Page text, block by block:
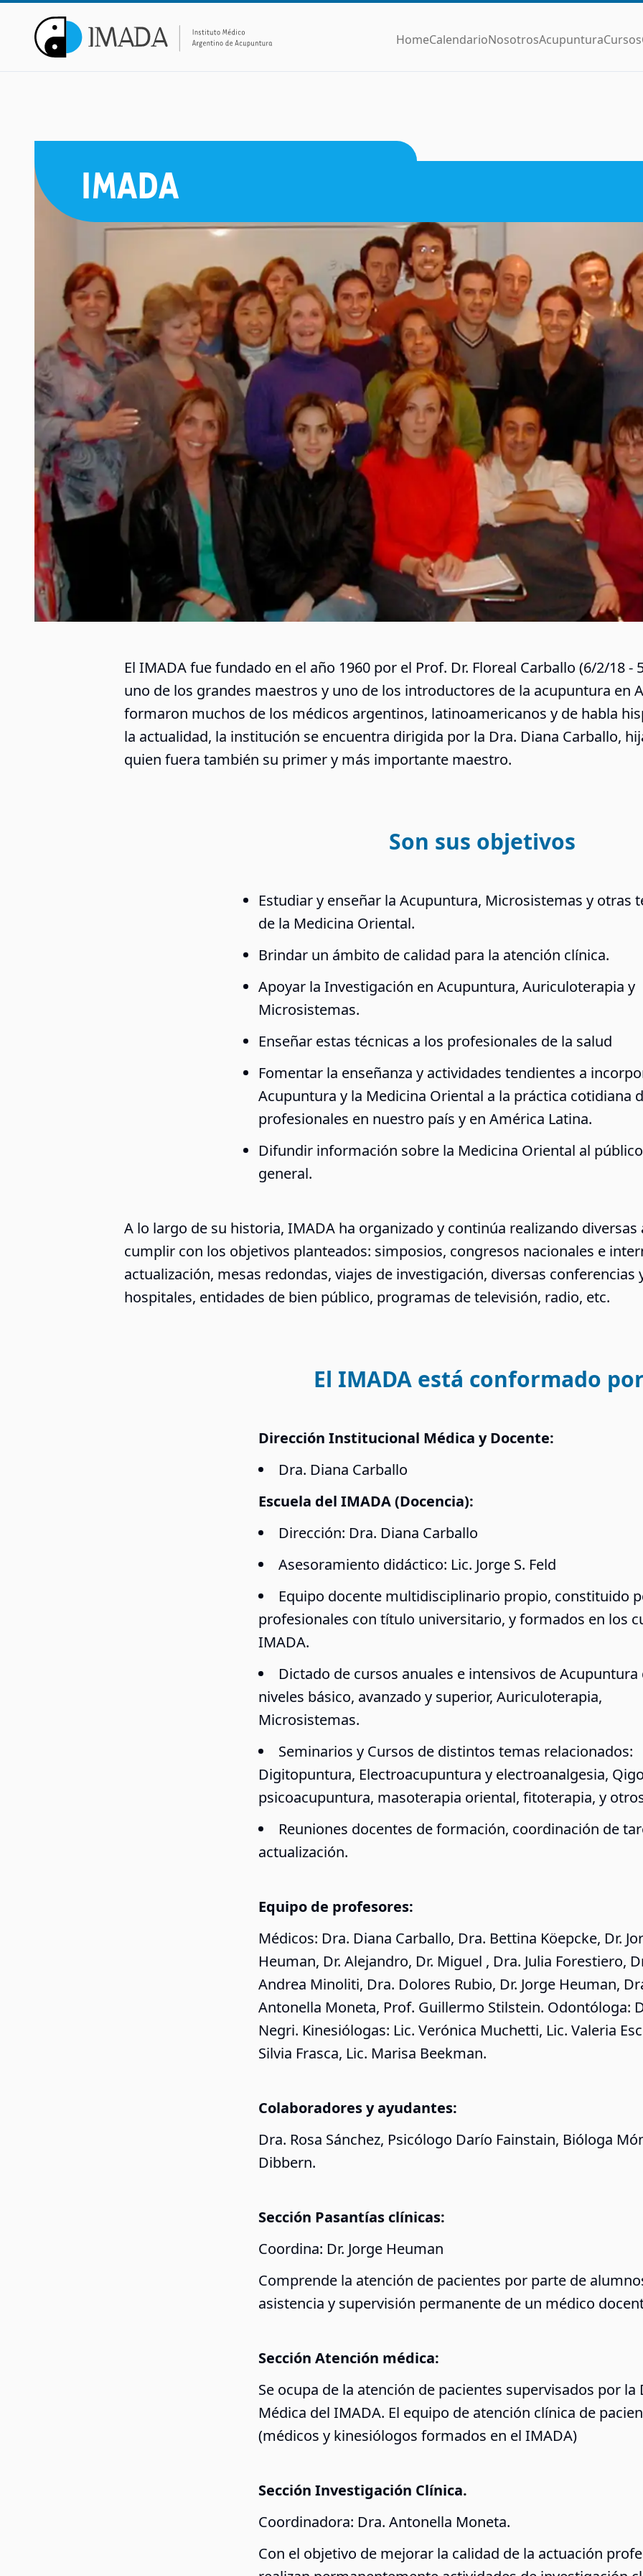
HomeCalendarioNosotrosAcupunturaCursos
IMADA
El IMADA fue fundado en el año 1960 por el Prof. Dr. Floreal Carballo (6/2/18 -
uno de los grandes maestros y uno de los introductores de la acupuntura en
formaron muchos de los médicos argentinos, latinoamericanos y de habla
la actualidad, la institución se encuentra dirigida por la Dra. Diana Carballo,
quien fuera también su primer y más importante maestro.
Son sus objetivos
Estudiar y enseñar la Acupuntura, Microsistemas y otras
de la Medicina Oriental.
Brindar un ámbito de calidad para la atención clínica.
Apoyar la Investigación en Acupuntura, Auriculoterapia y
Microsistemas.
Enseñar estas técnicas a los profesionales de la salud
Fomentar la enseñanza y actividades tendientes a
Acupuntura y la Medicina Oriental a la práctica cotidiana
profesionales en nuestro país y en América Latina.
Difundir información sobre la Medicina Oriental al
general.
A lo largo de su historia, IMADA ha organizado y continúa realizando
cumplir con los objetivos planteados: simposios, congresos nacionales e
actualización, mesas redondas, viajes de investigación, diversas conferencias
hospitales, entidades de bien público, programas de televisión, radio, etc.
El IMADA está conformado
Dirección Institucional Médica y Docente:
Dra. Diana Carballo
Escuela del IMADA (Docencia):
Dirección: Dra. Diana Carballo
Asesoramiento didáctico: Lic. Jorge S. Feld
Equipo docente multidisciplinario propio, constituido
profesionales con título universitario, y formados en los
IMADA.
Dictado de cursos anuales e intensivos de Acupuntura
niveles básico, avanzado y superior, Auriculoterapia,
Microsistemas.
Seminarios y Cursos de distintos temas relacionados:
Digitopuntura, Electroacupuntura y electroanalgesia,
psicoacupuntura, masoterapia oriental, fitoterapia, y
Reuniones docentes de formación, coordinación de
actualización.
Equipo de profesores:
Médicos: Dra. Diana Carballo, Dra. Bettina Köepcke, Dr.
Heuman, Dr. Alejandro, Dr. Miguel , Dra. Julia Forestiero,
Andrea Minoliti, Dra. Dolores Rubio, Dr. Jorge Heuman,
Antonella Moneta, Prof. Guillermo Stilstein. Odontóloga:
Negri. Kinesiólogas: Lic. Verónica Muchetti, Lic. Valeria
Silvia Frasca, Lic. Marisa Beekman.
Colaboradores y ayudantes:
Dra. Rosa Sánchez, Psicólogo Darío Fainstain, Bióloga
Dibbern.
Sección Pasantías clínicas:
Coordina: Dr. Jorge Heuman
Comprende la atención de pacientes por parte de
asistencia y supervisión permanente de un médico
Sección Atención médica:
Se ocupa de la atención de pacientes supervisados por la
Médica del IMADA. El equipo de atención clínica de
(médicos y kinesiólogos formados en el IMADA)
Sección Investigación Clínica.
Coordinadora: Dra. Antonella Moneta.
Con el objetivo de mejorar la calidad de la actuación